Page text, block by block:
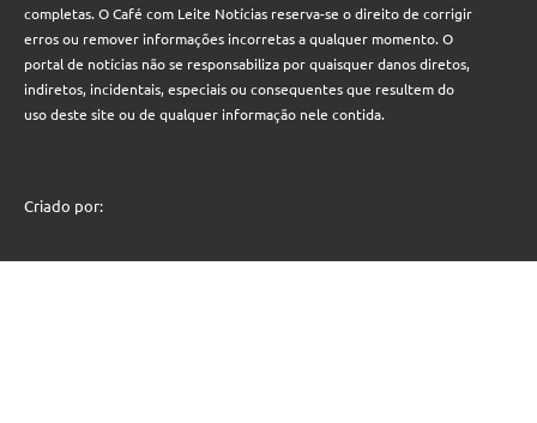
completas. O Café com Leite Notícias reserva-se o direito de corrigir
erros ou remover informações incorretas a qualquer momento. O
portal de notícias não se responsabiliza por quaisquer danos diretos,
indiretos, incidentais, especiais ou consequentes que resultem do
uso deste site ou de qualquer informação nele contida.
Criado por: